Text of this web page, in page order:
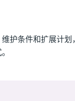
护条件和扩展计划